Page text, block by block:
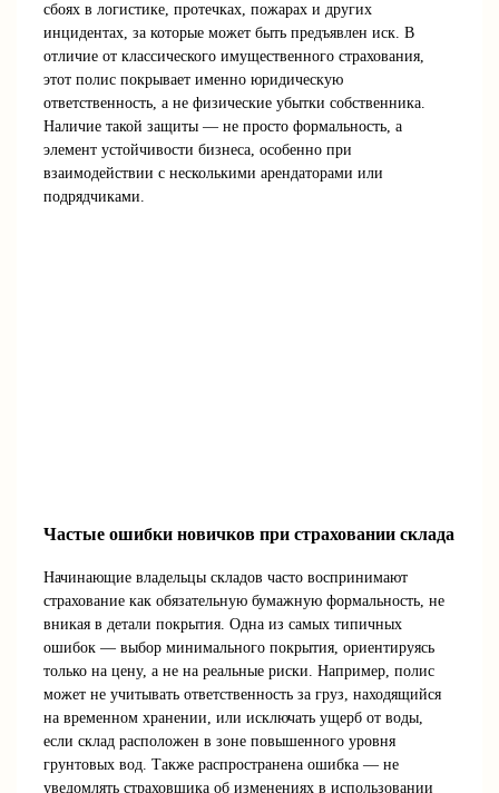
сбоях в логистике, протечках, пожарах и других
инцидентах, за которые может быть предъявлен иск. В
отличие от классического имущественного страхования,
этот полис покрывает именно юридическую
ответственность, а не физические убытки собственника.
Наличие такой защиты — не просто формальность, а
элемент устойчивости бизнеса, особенно при
взаимодействии с несколькими арендаторами или
подрядчиками.
Частые ошибки новичков при страховании склада
Начинающие владельцы складов часто воспринимают
страхование как обязательную бумажную формальность, не
вникая в детали покрытия. Одна из самых типичных
ошибок — выбор минимального покрытия, ориентируясь
только на цену, а не на реальные риски. Например, полис
может не учитывать ответственность за груз, находящийся
на временном хранении, или исключать ущерб от воды,
если склад расположен в зоне повышенного уровня
грунтовых вод. Также распространена ошибка — не
уведомлять страховщика об изменениях в использовании